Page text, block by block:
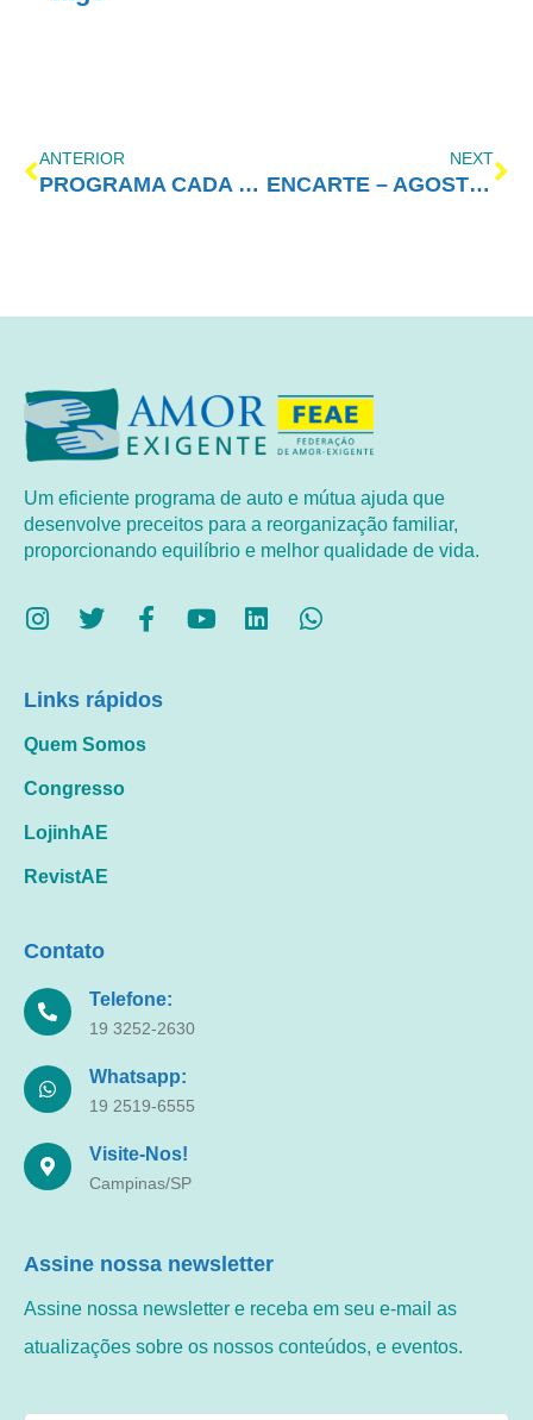
ANTERIOR
PROGRAMA CADA VEZ MELHOR COM AMOR-EXIGENTE – 27/07/2020
NEXT
ENCARTE – AGOSTO/2020 – 8° PRINCÍPIO
Um eficiente programa de auto e mútua ajuda que
desenvolve preceitos para a reorganização familiar,
proporcionando equilíbrio e melhor qualidade de vida.
Links rápidos
Quem Somos
Congresso
LojinhAE
RevistAE
Contato
Telefone:
19 3252-2630
Whatsapp:
19 2519-6555
Visite-Nos!
Campinas/SP
Assine nossa newsletter
Assine nossa newsletter e receba em seu e-mail as
atualizações sobre os nossos conteúdos, e eventos.